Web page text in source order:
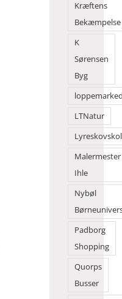
Kræftens
Bekæmpelse
K
Sørensen
Byg
LTNatur
Malermester
Ihle
Nybøl
Padborg
Shopping
Quorps
Busser